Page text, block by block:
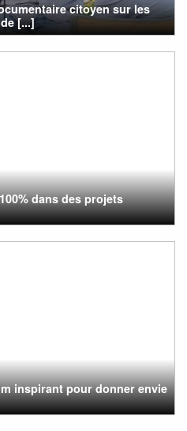
citoyen sur les
[...]
dans des projets
inspirant pour donner envie